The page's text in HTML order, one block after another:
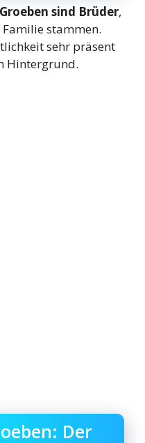
sind Brüder,
stammen.
sehr präsent
Hintergrund.
Der